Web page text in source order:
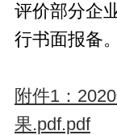
评价部分企
行书面报备。
附件1：
果.pdf.pdf